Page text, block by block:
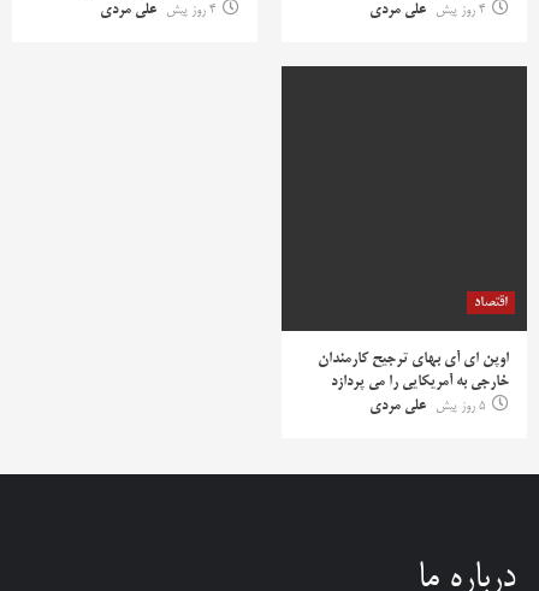
4 روز پیش
علی مردی
4 روز پیش
علی مردی
اقتصاد
اوپن ای آی بهای ترجیح کارمندان
خارجی به آمریکایی را می پردازد
5 روز پیش
علی مردی
درباره ما